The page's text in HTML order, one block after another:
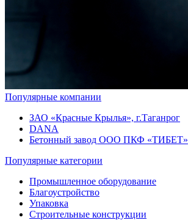
Популярные компании
ЗАО «Красные Крылья», г.Таганрог
DANA
Бетонный завод ООО ПКФ «ТИБЕТ»
Популярные категории
Промышленное оборудование
Благоустройство
Упаковка
Строительные конструкции